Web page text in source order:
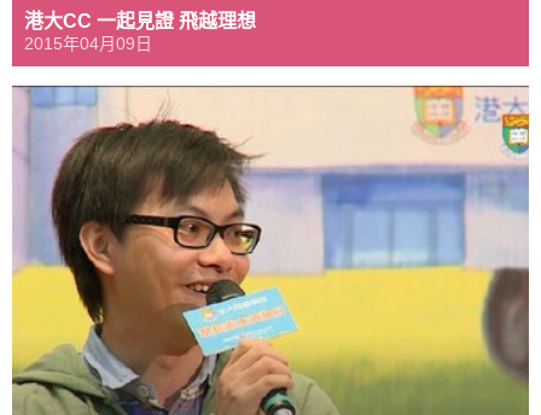
港大CC 一起見證 飛越理想
2015年04月09日